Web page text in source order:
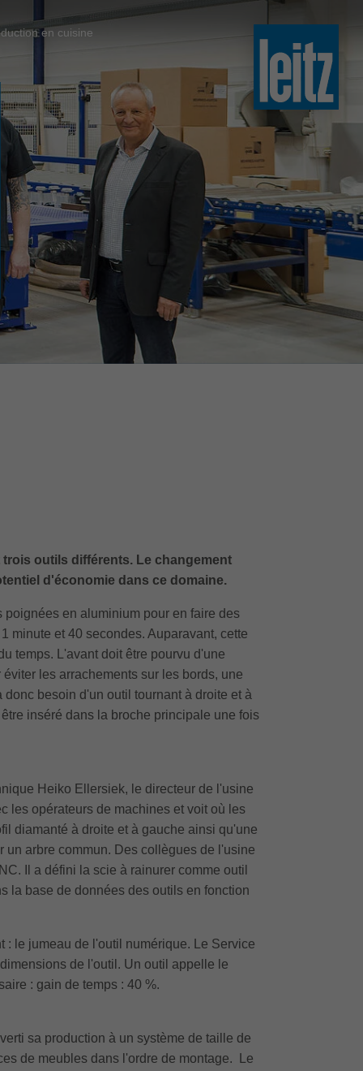
english
türkçe
english
tiếng việt
中文
ไทย
yкраїнська
en cuisine
outils différents. Le changement
d'économie dans ce domaine.
en aluminium pour en faire des
minute et 40 secondes. Auparavant, cette
temps. L'avant doit être pourvu d'une
les arrachements sur les bords, une
besoin d'un outil tournant à droite et à
inséré dans la broche principale une fois
Heiko Ellersiek, le directeur de l'usine
les opérateurs de machines et voit où les
diamanté à droite et à gauche ainsi qu'une
arbre commun. Des collègues de l'usine
Il a défini la scie à rainurer comme outil
la base de données des outils en fonction
: le jumeau de l'outil numérique. Le Service
de l'outil. Un outil appelle le
: gain de temps : 40 %.
sa production à un système de taille de
de meubles dans l'ordre de montage. Le